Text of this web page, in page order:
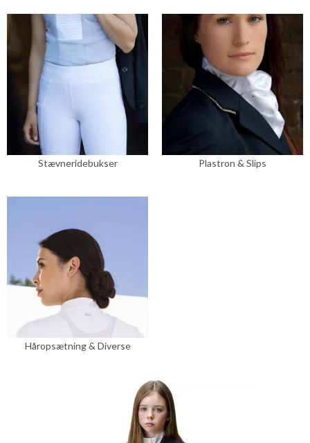
Stævneridebukser Plastron & Slips
Håropsætning & Diverse